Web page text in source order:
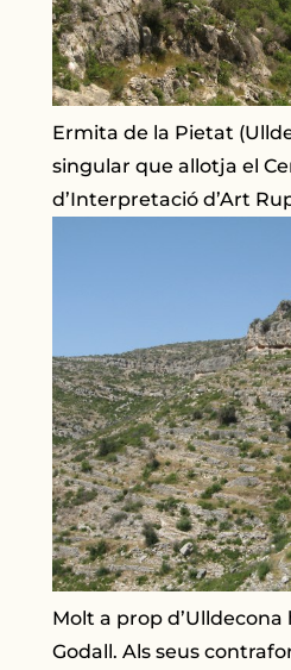
Ermita de la Pietat
singular que allotja el
d’Interpretació d’Art
Molt a prop d’Ulldecona
Godall. Als seus